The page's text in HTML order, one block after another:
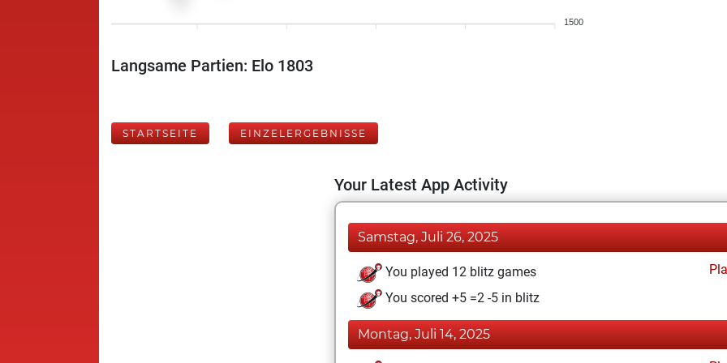
1500
Langsame Partien: Elo 1803
STARTSEITE EINZELERGEBNISSE
Your Latest App Activity
Samstag, Juli 26, 2025
You played 12 blitz games
You scored +5 =2 -5 in blitz
Montag, Juli 14, 2025